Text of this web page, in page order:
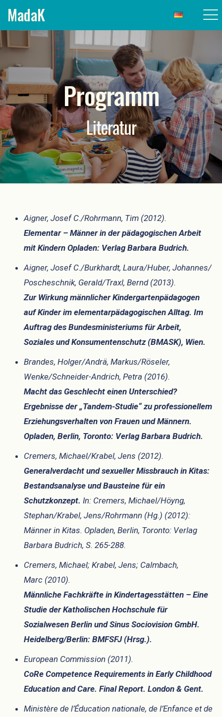
MadaK
Programm
Literatur
Aigner, Josef C./Rohrmann, Tim (2012).
Elementar – Männer in der pädagogischen Arbeit
mit Kindern Opladen: Verlag Barbara Budrich.
Aigner, Josef C./Burkhardt, Laura/Huber, Johannes/
Poscheschnik, Gerald/Traxl, Bernd (2013).
Zur Wirkung männlicher Kindergartenpädagogen
auf Kinder im elementarpädagogischen Alltag. Im
Auftrag des Bundesministeriums für Arbeit,
Soziales und Konsumentenschutz (BMASK), Wien.
Brandes, Holger/Andrä, Markus/Röseler,
Wenke/Schneider-Andrich, Petra (2016).
Macht das Geschlecht einen Unterschied?
Ergebnisse der „Tandem-Studie“ zu professionellem
Erziehungsverhalten von Frauen und Männern.
Opladen, Berlin, Toronto: Verlag Barbara Budrich.
Cremers, Michael/Krabel, Jens (2012).
Generalverdacht und sexueller Missbrauch in Kitas:
Bestandsanalyse und Bausteine für ein
Schutzkonzept. In: Cremers, Michael/Höyng,
Stephan/Krabel, Jens/Rohrmann (Hg.) (2012):
Männer in Kitas. Opladen, Berlin, Toronto: Verlag
Barbara Budrich, S. 265-288.
Cremers, Michael; Krabel, Jens; Calmbach,
Marc (2010).
Männliche Fachkräfte in Kindertagesstätten – Eine
Studie der Katholischen Hochschule für
Sozialwesen Berlin und Sinus Sociovision GmbH.
Heidelberg/Berlin: BMFSFJ (Hrsg.).
European Commission (2011).
CoRe Competence Requirements in Early Childhood
Education and Care. Final Report. London & Gent.
Ministère de l’Éducation nationale, de l’Enfance et de